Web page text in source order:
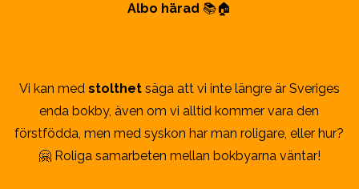
Albo härad 📚🏠
Vi kan med stolthetsäga att vi inte längre är Sveriges
enda bokby, även om vi alltid kommer vara den
förstfödda, men med syskon har man roligare, eller hur?
🤗 Roliga samarbeten mellan bokbyarna väntar!